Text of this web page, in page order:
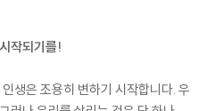
작되기를!
생은 조용히 변하기 시작합니다. 우